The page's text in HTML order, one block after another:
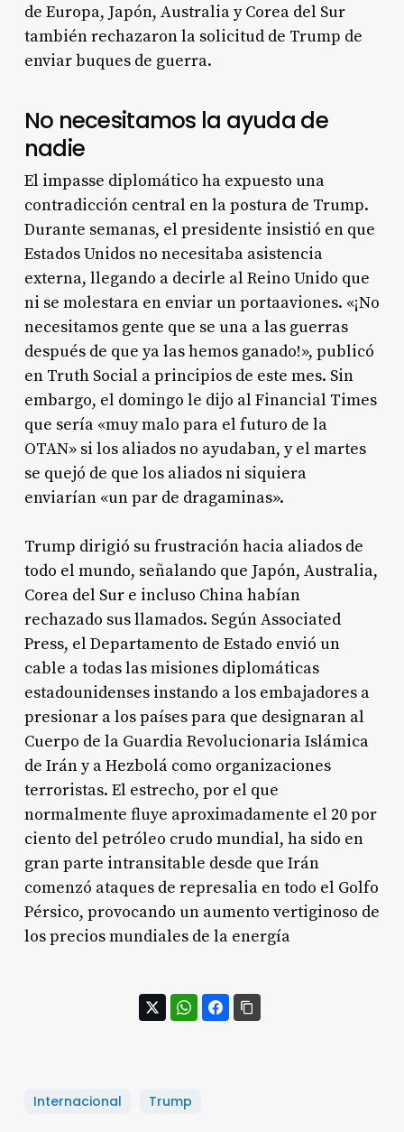
de Europa, Japón, Australia y Corea del Sur
también rechazaron la solicitud de Trump de
enviar buques de guerra.
No necesitamos la ayuda de
nadie
El impasse diplomático ha expuesto una
contradicción central en la postura de Trump.
Durante semanas, el presidente insistió en que
Estados Unidos no necesitaba asistencia
externa, llegando a decirle al Reino Unido que
ni se molestara en enviar un portaaviones. «¡No
necesitamos gente que se una a las guerras
después de que ya las hemos ganado!», publicó
en Truth Social a principios de este mes. Sin
embargo, el domingo le dijo al Financial Times
que sería «muy malo para el futuro de la
OTAN» si los aliados no ayudaban, y el martes
se quejó de que los aliados ni siquiera
enviarían «un par de dragaminas».​
Trump dirigió su frustración hacia aliados de
todo el mundo, señalando que Japón, Australia,
Corea del Sur e incluso China habían
rechazado sus llamados. Según Associated
Press, el Departamento de Estado envió un
cable a todas las misiones diplomáticas
estadounidenses instando a los embajadores a
presionar a los países para que designaran al
Cuerpo de la Guardia Revolucionaria Islámica
de Irán y a Hezbolá como organizaciones
terroristas. El estrecho, por el que
normalmente fluye aproximadamente el 20 por
ciento del petróleo crudo mundial, ha sido en
gran parte intransitable desde que Irán
comenzó ataques de represalia en todo el Golfo
Pérsico, provocando un aumento vertiginoso de
los precios mundiales de la energía
Internacional Trump